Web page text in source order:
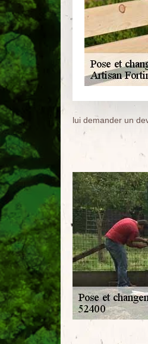
lui demander un